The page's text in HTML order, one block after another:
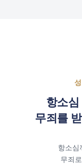
항소심
무죄를
항소심
무죄